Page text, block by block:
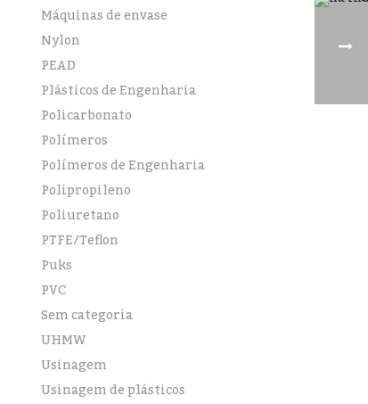
Máquinas de envase
Nylon
PEAD
Plásticos de Engenharia
Policarbonato
Polímeros
Polímeros de Engenharia
Polipropileno
Poliuretano
PTFE/Teflon
Puks
PVC
Sem categoria
UHMW
Usinagem
Usinagem de plásticos